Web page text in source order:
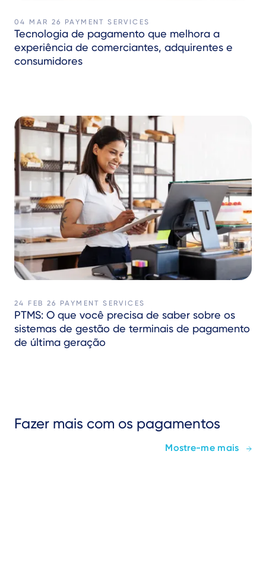
04 MAR 26 PAYMENT SERVICES
Tecnologia de pagamento que melhora a
experiência de comerciantes, adquirentes e
consumidores
24 FEB 26 PAYMENT SERVICES
PTMS: O que você precisa de saber sobre os
sistemas de gestão de terminais de pagamento
de última geração
Fazer mais com os pagamentos
Mostre-me mais